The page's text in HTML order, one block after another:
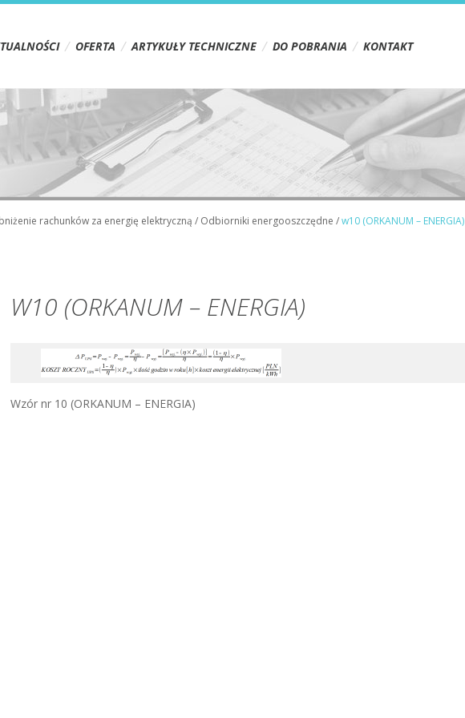
OFERTA ARTYKUŁY TECHNICZNE DO POBRANIA KONTAKT
rachunków za energię elektryczną / Odbiorniki energooszczędne /w10 (ORKANUM – ENERGIA)
W10 (ORKANUM – ENERGIA)
Wzór nr 10 (ORKANUM – ENERGIA)